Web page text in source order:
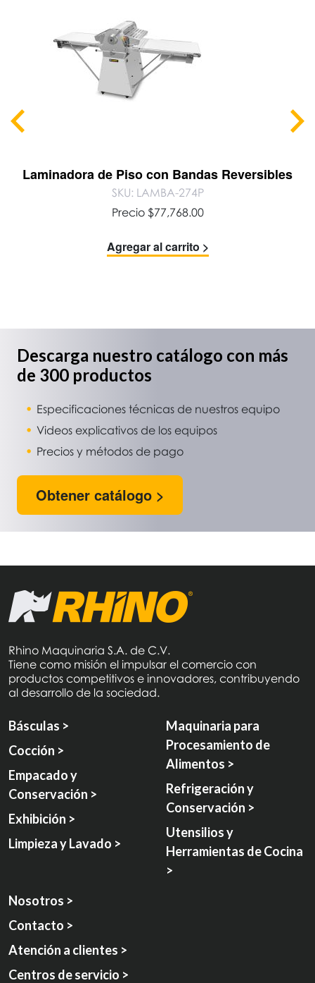
Laminadora de Piso con Bandas Reversibles
SKU: LAMBA-274P
Precio $77,768.00
Agregar al carrito >
Descarga nuestro catálogo con más
de 300 productos
Especificaciones técnicas de nuestros equipo
Videos explicativos de los equipos
Precios y métodos de pago
Obtener catálogo >
Rhino Maquinaria S.A. de C.V.
Tiene como misión el impulsar el comercio con
productos competitivos e innovadores, contribuyendo
al desarrollo de la sociedad.
Básculas >
Cocción >
Empacado y
Conservación >
Exhibición >
Limpieza y Lavado >
Maquinaria para
Procesamiento de
Alimentos >
Refrigeración y
Conservación >
Utensilios y
Herramientas de Cocina
>
Nosotros >
Contacto >
Atención a clientes >
Centros de servicio >